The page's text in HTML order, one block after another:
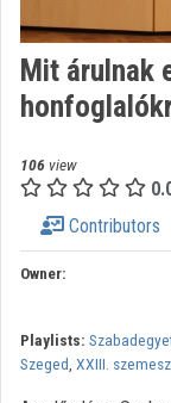
Organization
Categories
Organizations
Mit árulnak
106 view
Contributors
Owner:
Playlists:
Szeged, XXIII.